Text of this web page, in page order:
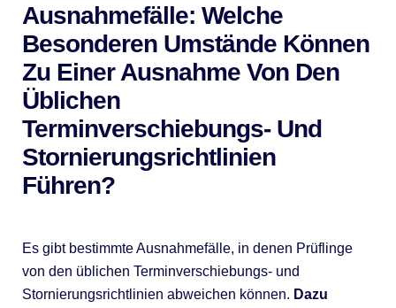
Ausnahmefälle: Welche
Besonderen Umstände Können
Zu Einer Ausnahme Von Den
Üblichen
Terminverschiebungs- Und
Stornierungsrichtlinien
Führen?
Es gibt bestimmte Ausnahmefälle, in denen Prüflinge
von den üblichen Terminverschiebungs- und
Stornierungsrichtlinien abweichen können. Dazu